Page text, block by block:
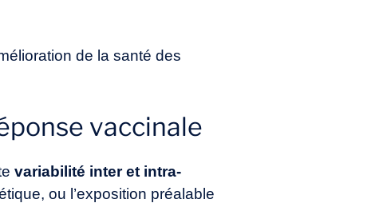
de la santé des
vaccinale
variabilité inter et intra-
ou l’exposition préalable